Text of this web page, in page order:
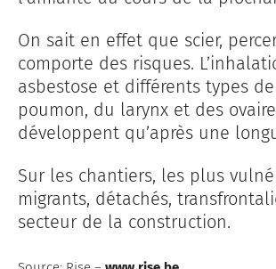
On sait en effet que scier,
comporte des risques.
asbestose et différents types
poumon, du larynx et des
développent qu’après une
Sur les chantiers, les plus
migrants, détachés,
secteur de la construction.